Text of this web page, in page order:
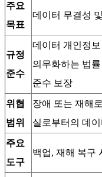
주요
목표
데이터 무결성
규정
준수
데이터 개인정
의무화하는 법
준수 보장
위협
범위
장애 또는 재해
실로부터의 데
주요
도구
백업, 재해 복구